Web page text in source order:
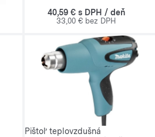
40,59 € s DPH / deň
33,00 € bez DPH
Pištoľ teplovzdušná